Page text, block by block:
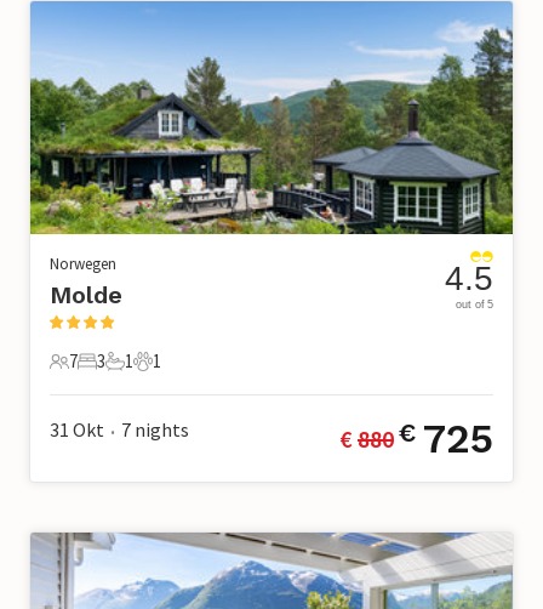
Norwegen
Molde
7 Gäste
7
3 Schlafzimmer
3
1 Badezimmer
1
1 Haustier
1
4.5
out of 5
31 Okt • 7 nights € 880€ 725